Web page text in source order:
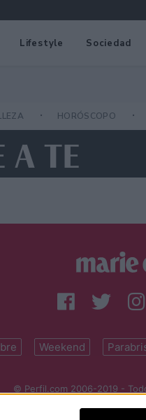
Lifestyle Sociedad
HORÓSCOPO
A TE
Weekend
© Perfil.com 2006-2019 -